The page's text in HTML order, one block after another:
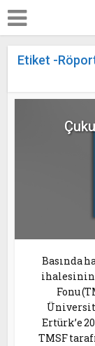
Etiket -
Basında
ihalesinin
Fonu
Ertürk’e
TMSF